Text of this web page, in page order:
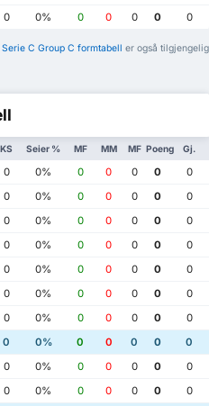
0 0% 0 0 0 0 0
Serie C Group C formtabell er også tilgjengelig
KS Seier % MF MM MF Poeng Gj.
0 0% 0 0 0 0
0
0 0% 0 0 0 0
0
0 0% 0 0 0 0
0
0 0% 0 0 0 0
0
0 0% 0 0 0 0
0
0 0% 0 0 0 0
0
0 0% 0 0 0 0
0
0 0% 0 0 0 0
0
0 0% 0 0 0 0
0
0 0% 0 0 0 0
0